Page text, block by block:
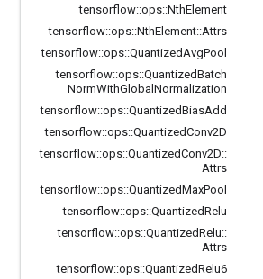
tensorflow::ops::NthElement
tensorflow::ops::NthElement::Attrs
tensorflow::ops::QuantizedAvgPool
tensorflow::ops::QuantizedBatch
NormWithGlobal Normalization
tensorflow::ops::QuantizedBiasAdd
tensorflow::ops::QuantizedConv2D
tensorflow::ops::QuantizedConv2D::
Attrs
tensorflow::ops::QuantizedMaxPool
tensorflow::ops::QuantizedRelu
tensorflow::ops::QuantizedRelu::
Attrs
tensorflow::ops::QuantizedRelu6